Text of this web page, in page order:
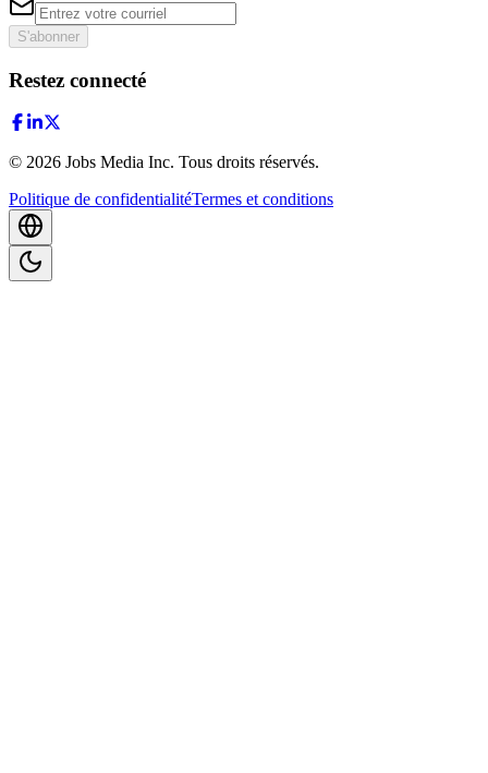
S'abonner
Restez connecté
© 2026 Jobs Media Inc. Tous droits réservés.
Politique de confidentialitéTermes et conditions